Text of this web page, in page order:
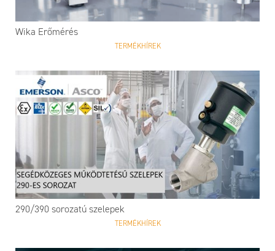
Wika Erőmérés
TERMÉKHÍREK
290/390 sorozatú szelepek
TERMÉKHÍREK